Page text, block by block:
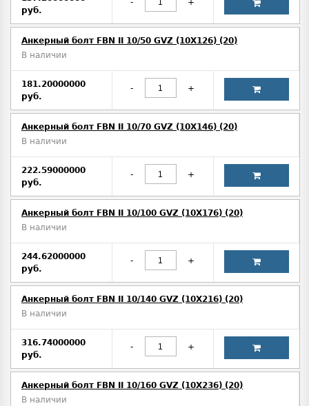
руб.
- +
Анкерный болт FBN II 10/50 GVZ (10X126) (20)
В наличии
181.20000000
руб.
- +
Анкерный болт FBN II 10/70 GVZ (10X146) (20)
В наличии
222.59000000
руб.
- +
Анкерный болт FBN II 10/100 GVZ (10X176) (20)
В наличии
244.62000000
руб.
- +
Анкерный болт FBN II 10/140 GVZ (10X216) (20)
В наличии
316.74000000
руб.
- +
Анкерный болт FBN II 10/160 GVZ (10X236) (20)
В наличии